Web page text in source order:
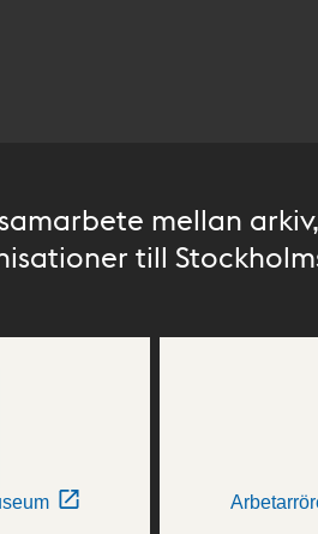
mellan
till